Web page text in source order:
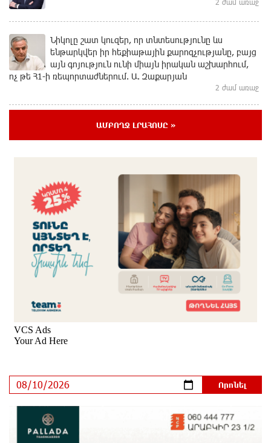
2 ժամ առաջ
Նիկոլը շատ կուզեր, որ տնտեսությունը ևս
ենթարկվեր իր հեքիաթային քարոզչությանը, բայց
այն գոյություն ունի միայն իրական աշխարհում,
ոչ թե Հ1-ի ռեպորտաժներում. Ա. Զաքարյան
2 ժամ առաջ
Ժամանակի ընթացքում Հայաստանի բոլոր
Պատասխանատվության և առաջնային նպատակի՝
մեր բոլորի երազած ուժեղ Հայաստանի մասին.
Արամ Վարդևանյան
28 րոպե առաջ
Կոչ` Նիկոլ Փաշինյանին. չեղարկե՛ք «Թրամփի
ուղի» հայաստանակործան ադրբեջանա-
թուրքական ծրագիրը. Խաչիկ Ասրյան
10 ժամ առաջ
«Երբ Եկեղեցու ինքնավարությունը դառնում է
Կաթողիկոսի դատը. Ինչո՞ւ է ՌԴ-ն
սահմանափակումներ կիրառել․ ԵԱՏՄ կոլապսը.
Էդմոն Մարուքյան
18 ժամ առաջ
ԱՄԲՈՂՋ ԼՐԱՀՈՍԸ »